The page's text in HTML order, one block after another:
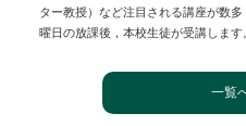
ター教授）など注目される講座が数
曜日の放課後，本校生徒が受講します
一覧